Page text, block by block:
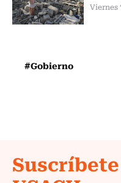
Viernes
#Gobierno